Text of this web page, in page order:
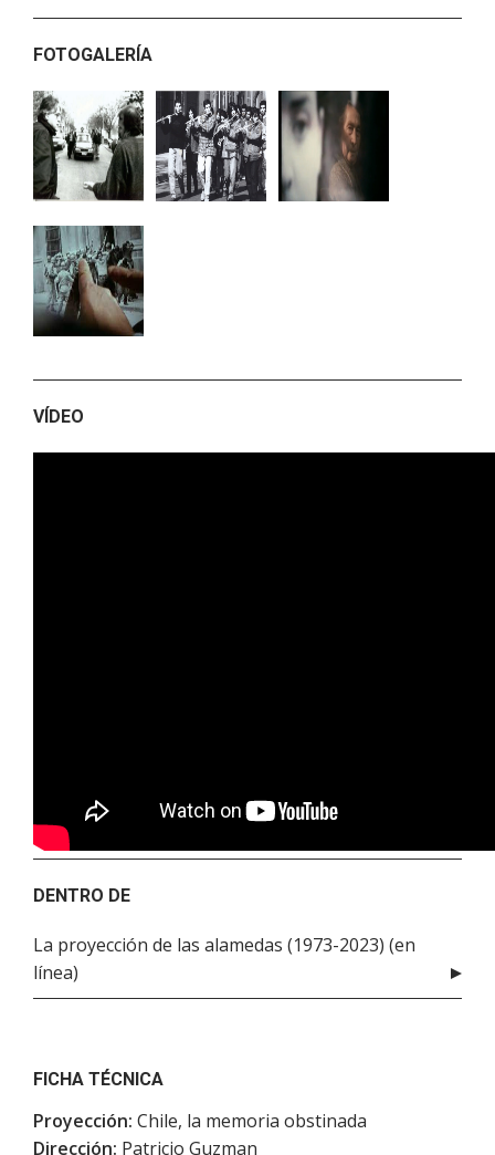
FOTOGALERÍA
VÍDEO
DENTRO DE
La proyección de las alamedas (1973-2023) (en
línea)
FICHA TÉCNICA
Proyección: Chile, la memoria obstinada
Dirección: Patricio Guzman